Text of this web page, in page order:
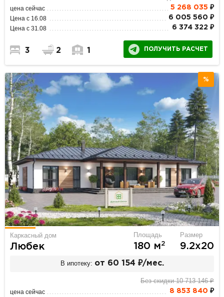
цена сейчас 5 268 035 ₽
Цена с 16.08 6 005 560 ₽
Цена с 31.08 6 374 322 ₽
3 2 1 ПОЛУЧИТЬ РАСЧЕТ
%
Каркасный дом
Любек
Площадь
180 м2
Размер
9.2х20
В ипотеку: от 60 154 ₽/мес.
Без скидки 10 713 146 ₽
цена сейчас 8 853 840 ₽